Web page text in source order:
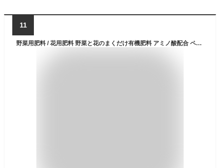
11
野菜用肥料 / 花用肥料 野菜と花のまくだけ有機肥料 アミノ酸配合 ペレットタイプ 500グラム 自然応用化学 有機 粒状肥料 緩効性肥料 粒 簡単 手軽